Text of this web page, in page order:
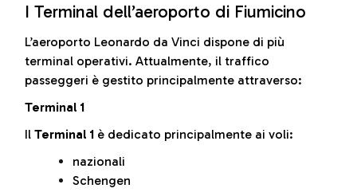
I Terminal dell’aeroporto di Fiumicino
L’aeroporto Leonardo da Vinci dispone di più
terminal operativi. Attualmente, il traffico
passeggeri è gestito principalmente attraverso:
Terminal 1
Il Terminal 1 è dedicato principalmente ai voli:
nazionali
Schengen